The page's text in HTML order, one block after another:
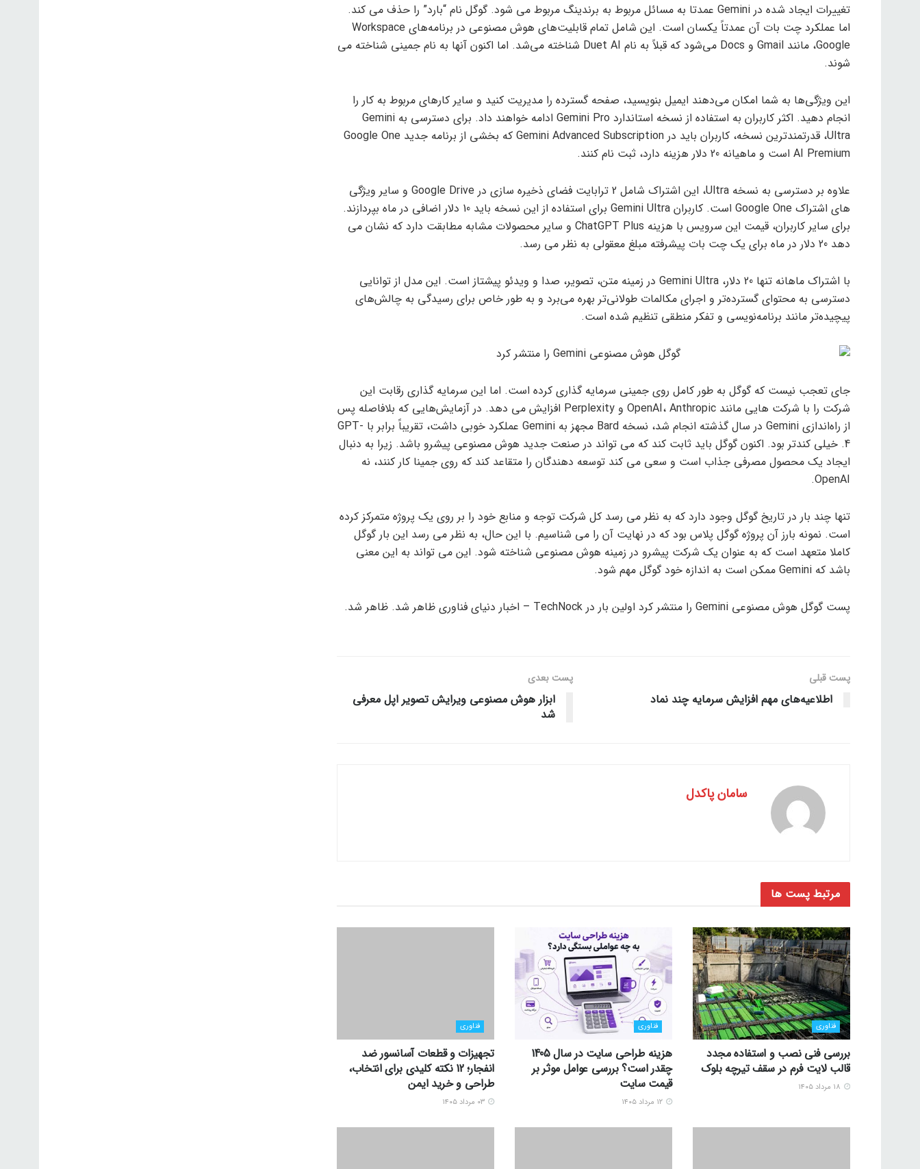
تغییرات ایجاد شده در Gemini عمدتا به مسائل مربوط به برندینگ مربوط می شود. گوگل نام “بارد” را حذف می کند.
اما عملکرد چت بات آن عمدتاً یکسان است. این شامل تمام قابلیت‌های هوش مصنوعی در برنامه‌های Workspace
Google، مانند Gmail و Docs می‌شود که قبلاً به نام Duet AI شناخته می‌شد. اما اکنون آنها به نام جمینی شناخته می
شوند.
این ویژگی‌ها به شما امکان می‌دهند ایمیل بنویسید، صفحه گسترده را مدیریت کنید و سایر کارهای مربوط به کار را
انجام دهید. اکثر کاربران به استفاده از نسخه استاندارد Gemini Pro ادامه خواهند داد. برای دسترسی به Gemini
Ultra، قدرتمندترین نسخه، کاربران باید در Gemini Advanced Subscription که بخشی از برنامه جدید Google One
AI Premium است و ماهیانه 20 دلار هزینه دارد، ثبت نام کنند.
علاوه بر دسترسی به نسخه Ultra، این اشتراک شامل 2 ترابایت فضای ذخیره سازی در Google Drive و سایر ویژگی
های اشتراک Google One است. کاربران Gemini Ultra برای استفاده از این نسخه باید 10 دلار اضافی در ماه بپردازند.
برای سایر کاربران، قیمت این سرویس با هزینه ChatGPT Plus و سایر محصولات مشابه مطابقت دارد که نشان می
دهد 20 دلار در ماه برای یک چت بات پیشرفته مبلغ معقولی به نظر می رسد.
با اشتراک ماهانه تنها 20 دلار، Gemini Ultra در زمینه متن، تصویر، صدا و ویدئو پیشتاز است. این مدل از توانایی
دسترسی به محتوای گسترده‌تر و اجرای مکالمات طولانی‌تر بهره می‌برد و به طور خاص برای رسیدگی به چالش‌های
پیچیده‌تر مانند برنامه‌نویسی و تفکر منطقی تنظیم شده است.
جای تعجب نیست که گوگل به طور کامل روی جمینی سرمایه گذاری کرده است. اما این سرمایه گذاری رقابت این
شرکت را با شرکت هایی مانند OpenAI، Anthropic و Perplexity افزایش می دهد. در آزمایش‌هایی که بلافاصله پس
از راه‌اندازی Gemini در سال گذشته انجام شد، نسخه Bard مجهز به Gemini عملکرد خوبی داشت، تقریباً برابر با GPT-
4. خیلی کندتر بود. اکنون گوگل باید ثابت کند که می تواند در صنعت جدید هوش مصنوعی پیشرو باشد. زیرا به دنبال
ایجاد یک محصول مصرفی جذاب است و سعی می کند توسعه دهندگان را متقاعد کند که روی جمینا کار کنند، نه
OpenAI.
تنها چند بار در تاریخ گوگل وجود دارد که به نظر می رسد کل شرکت توجه و منابع خود را بر روی یک پروژه متمرکز کرده
است. نمونه بارز آن پروژه گوگل پلاس بود که در نهایت آن را می شناسیم. با این حال، به نظر می رسد این بار گوگل
کاملا متعهد است که به عنوان یک شرکت پیشرو در زمینه هوش مصنوعی شناخته شود. این می تواند به این معنی
باشد که Gemini ممکن است به اندازه خود گوگل مهم شود.
پست گوگل هوش مصنوعی Gemini را منتشر کرد اولین بار در TechNock – اخبار دنیای فناوری ظاهر شد. ظاهر شد.
پست قبلی
اطلاعیه‌های مهم افزایش سرمایه چند نماد
پست‌ بعدی
ابزار هوش مصنوعی ویرایش تصویر اپل معرفی
شد
سامان پاکدل
مرتبط پست ها
فناوری
بررسی فنی نصب و استفاده مجدد
قالب لایت فرم در سقف تیرچه بلوک
فناوری
هزینه طراحی سایت در سال 1405
چقدر است؟ بررسی عوامل موثر بر
قیمت سایت
فناوری
تجهیزات و قطعات آسانسور ضد
انفجار؛ 12 نکته کلیدی برای انتخاب،
طراحی و خرید ایمن